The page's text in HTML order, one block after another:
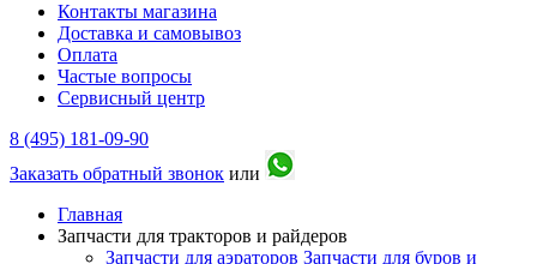
Контакты магазина
Доставка и самовывоз
Оплата
Частые вопросы
Сервисный центр
8 (495) 181-09-90
Заказать обратный звонок или
Главная
Запчасти для тракторов и райдеров
Запчасти для аэраторов Запчасти для буров и